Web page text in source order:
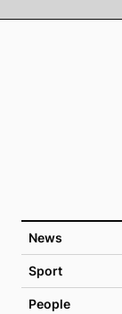
News
Sport
People